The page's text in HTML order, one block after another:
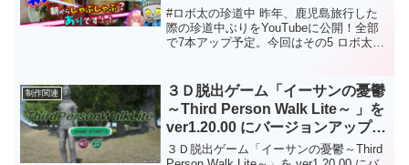
に公開について
#ロボ太の珍道中 昨年、鹿児島旅行した
際の珍道中ぶりをYouTubeに公開！全部
で7本アップ予定。今回はその5 ロボ太の
す。🥳視聴、応援、拡散、チャンネル登
録、よろしくお願いします😘⚔YouTube👇
https://youtube.com/watch?
v=tl081vHJw60
制作関連
３Ｄ脱出ゲーム「イーサンの憂鬱
～Third Person Walk Lite～ 」を
ver1.20.00 にバージョンアップし
ました。
３Ｄ脱出ゲーム「イーサンの憂鬱～Third